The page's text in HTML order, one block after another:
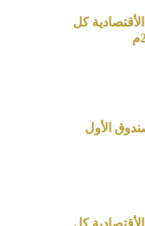
كل
توزيع أرباح بنسبة 3% لصندوق الأول
كل